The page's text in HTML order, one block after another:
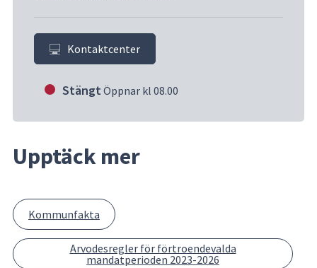
Kontaktcenter
Stängt Öppnar kl 08.00
Upptäck mer
Kommunfakta
Arvodesregler för förtroendevalda
mandatperioden 2023-2026